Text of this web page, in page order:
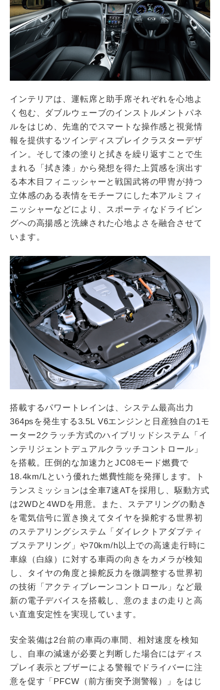
インテリアは、運転席と助手席それぞれを心地よ
く包む、ダブルウェーブのインストルメントパネ
ルをはじめ、先進的でスマートな操作感と視覚情
報を提供するツインディスプレイクラスターデザ
イン。そして漆の塗りと拭きを繰り返すことで生
まれる「拭き漆」から発想を得た上質感を演出す
る本木目フィニッシャーと戦国武将の甲冑が持つ
立体感のある表情をモチーフにした本アルミフィ
ニッシャーなどにより、スポーティなドライビン
グへの高揚感と洗練された心地よさを融合させて
います。
搭載するパワートレインは、システム最高出力
364psを発生する3.5L V6エンジンと日産独自の1モ
ーター2クラッチ方式のハイブリッドシステム「イ
ンテリジェントデュアルクラッチコントロール」
を搭載。圧倒的な加速力とJC08モード燃費で
18.4km/Lという優れた燃費性能を発揮します。ト
ランスミッションは全車7速ATを採用し、駆動方式
は2WDと4WDを用意。また、ステアリングの動き
を電気信号に置き換えてタイヤを操舵する世界初
のステアリングシステム「ダイレクトアダブティ
ブステアリング」や70km/h以上での高速走行時に
車線（白線）に対する車両の向きをカメラが検知
し、タイヤの角度と操舵反力を微調整する世界初
の技術「アクティブレーンコントロール」など最
新の電子デバイスを搭載し、意のままの走りと高
い直進安定性を実現しています。
安全装備は2台前の車両の車間、相対速度を検知
し、自車の減速が必要と判断した場合にはディス
プレイ表示とブザーによる警報でドライバーに注
意を促す「PFCW（前方衝突予測警報）」をはじ